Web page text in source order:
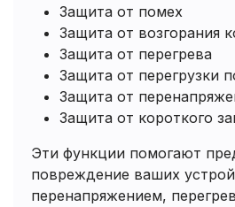
Защита от помех
Защита от возгорания
Защита от перегрева
Защита от перегрузки
Защита от
Защита от короткого
Эти функции помогают
повреждение ваших
перенапряжением,